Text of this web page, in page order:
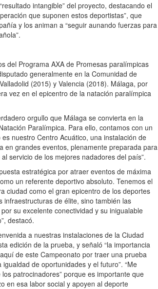
intangible” del proyecto, destacando el
que suponen estos deportistas”, que
y los animan a “seguir aunando fuerzas para
del Programa AXA de Promesas paralímpicas
generalmente en la Comunidad de
(2015) y Valencia (2018). Málaga, por
vez en el epicentro de la natación paralímpica
orgullo que Málaga se convierta en la
Paralímpica. Para ello, contamos con un
nuestro Centro Acuático, una instalación de
en grandes eventos, plenamente preparada para
servicio de los mejores nadadores del país”.
estratégica por atraer eventos de máxima
un referente deportivo absoluto. Tenemos el
ciudad como el gran epicentro de los deportes
de élite, sino también las
su excelente conectividad y su inigualable
destacó.
a nuestras instalaciones de la Ciudad
edición de la prueba, y señaló “la importancia
de este Campeonato por traer una prueba
de oportunidades y el futuro”. “Me
patrocinadores” porque es importante que
en esa labor social y apoyen al deporte